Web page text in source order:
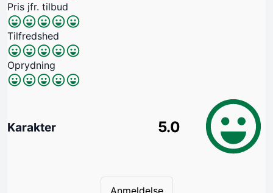
Pris jfr. tilbud
Tilfredshed
Oprydning
Karakter 5.0